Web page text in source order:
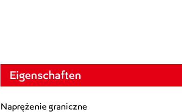
Eigenschaften
Naprężenie graniczne